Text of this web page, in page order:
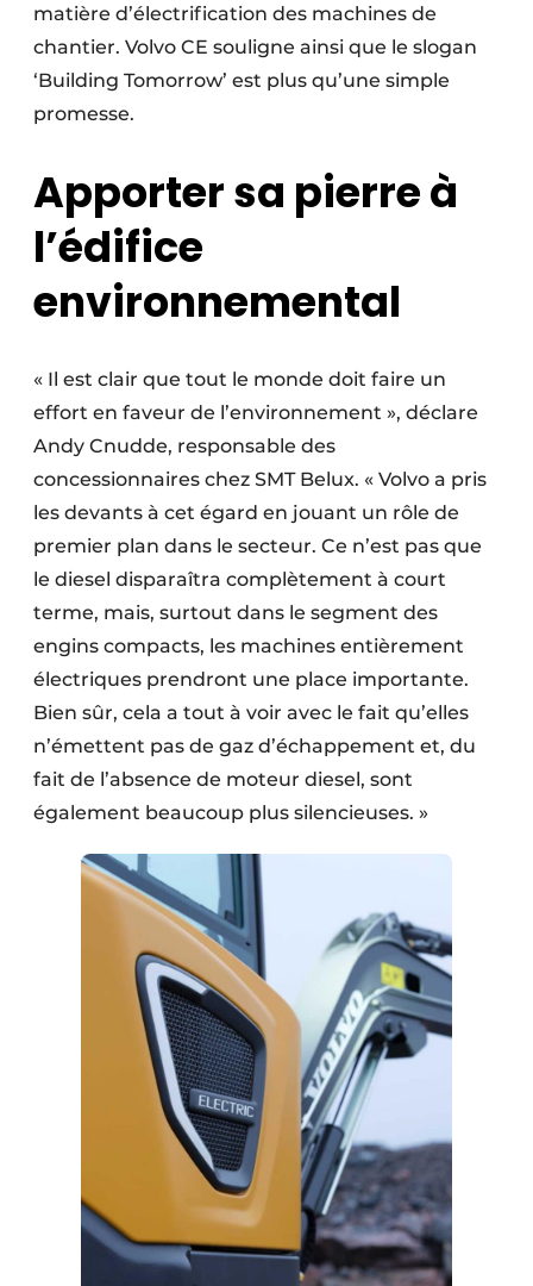
matière d’électrification des machines de
chantier. Volvo CE souligne ainsi que le slogan
‘Building Tomorrow’ est plus qu’une simple
promesse.
Apporter sa pierre à
l’édifice
environnemental
« Il est clair que tout le monde doit faire un
effort en faveur de l’environnement », déclare
Andy Cnudde, responsable des
concessionnaires chez SMT Belux. « Volvo a pris
les devants à cet égard en jouant un rôle de
premier plan dans le secteur. Ce n’est pas que
le diesel disparaîtra complètement à court
terme, mais, surtout dans le segment des
engins compacts, les machines entièrement
électriques prendront une place importante.
Bien sûr, cela a tout à voir avec le fait qu’elles
n’émettent pas de gaz d’échappement et, du
fait de l’absence de moteur diesel, sont
également beaucoup plus silencieuses. »